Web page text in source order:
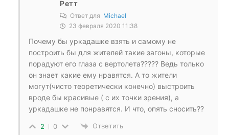
Ретт
Ответ для Michael
23 февраля 2020 11:38
Почему бы уркадашке взять и самому не
построить бы для жителей такие загоны, которые
порадуют его глаза с вертолета????? Ведь только
он знает какие ему нравятся. А то жители
могут(чисто теоретически конечно) выстроить
вроде бы красивые ( с их точки зрения), а
уркадашке не понравятся. И что, опять сносить??
2 0 Ответить